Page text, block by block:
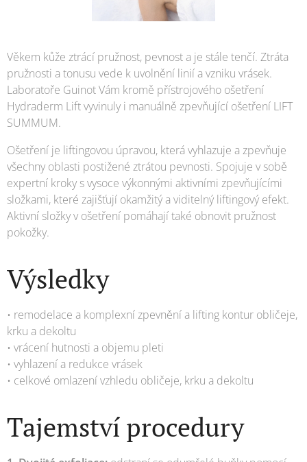
Věkem kůže ztrácí pružnost, pevnost a je stále tenčí. Ztráta
pružnosti a tonusu vede k uvolnění linií a vzniku vrásek.
Laboratoře Guinot Vám kromě přístrojového ošetření
Hydraderm Lift vyvinuly i manuálně zpevňující ošetření LIFT
SUMMUM.
Ošetření je liftingovou úpravou, která vyhlazuje a zpevňuje
všechny oblasti postižené ztrátou pevnosti. Spojuje v sobě
expertní kroky s vysoce výkonnými aktivními zpevňujícími
složkami, které zajišťují okamžitý a viditelný liftingový efekt.
Aktivní složky v ošetření pomáhají také obnovit pružnost
pokožky.
Výsledky
• remodelace a komplexní zpevnění a lifting kontur obličeje,
krku a dekoltu
• vrácení hutnosti a objemu pleti
• vyhlazení a redukce vrásek
• celkové omlazení vzhledu obličeje, krku a dekoltu
Tajemství procedury